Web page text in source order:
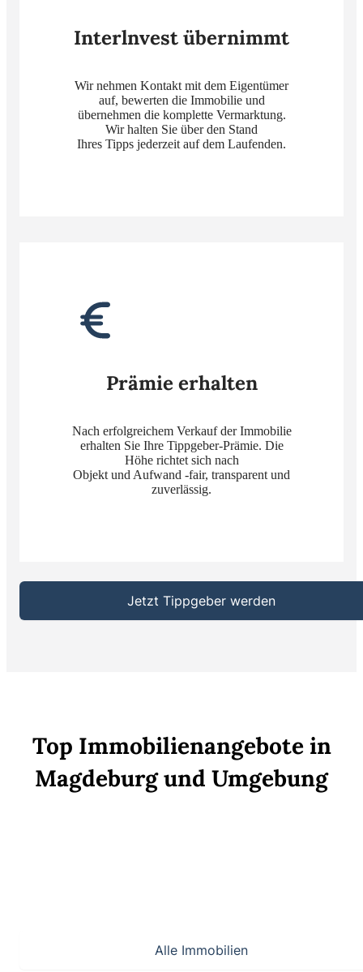
Interlnvest übernimmt
Wir nehmen Kontakt mit dem Eigentümer
auf, bewerten die Immobilie und
übernehmen die komplette Vermarktung.
Wir halten Sie über den Stand
Ihres Tipps jederzeit auf dem Laufenden.
Prämie erhalten
Nach erfolgreichem Verkauf der Immobilie
erhalten Sie Ihre Tippgeber-Prämie. Die
Höhe richtet sich nach
Objekt und Aufwand -fair, transparent und
zuverlässig.
Jetzt Tippgeber werden
Top Immobilienangebote in
Magdeburg und Umgebung
Alle Immobilien